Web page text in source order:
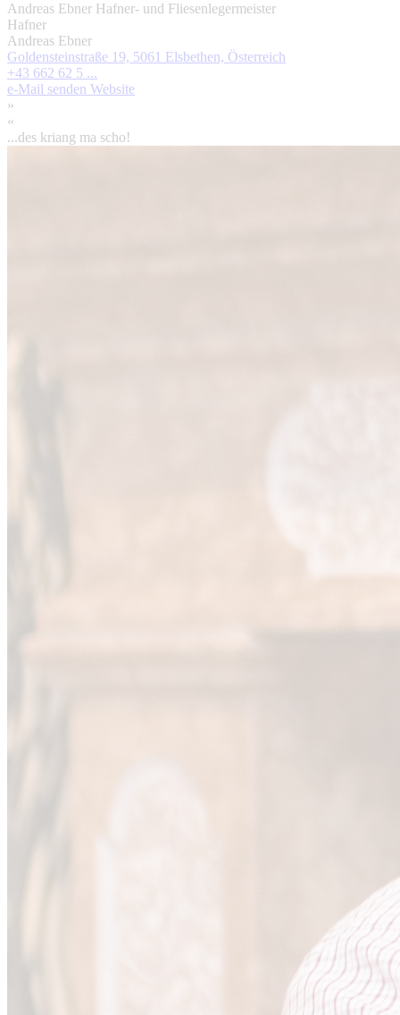
Andreas Ebner Hafner- und Fliesenlegermeister
Hafner
Andreas Ebner
Goldensteinstraße 19, 5061 Elsbethen, Österreich
+43 662 62 5 ...
e-Mail senden Website
»
«
...des kriang ma scho!